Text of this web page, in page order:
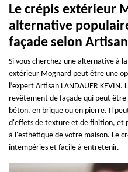
Le crépis extérieur
alternative
façade selon Artisan
Si vous cherchez une alternative à
extérieur Mognard peut être une
l’expert Artisan LANDAUER
revêtement de façade qui peut être
béton, en brique ou en pierre. Il
d'effets de texture et de finition, et
à l'esthétique de votre maison. Le
intempéries et facile à entretenir.